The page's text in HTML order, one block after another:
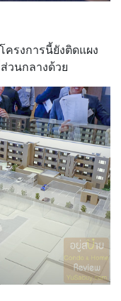
ครงการนี้ยังติดแผง
วนกลางด้วย